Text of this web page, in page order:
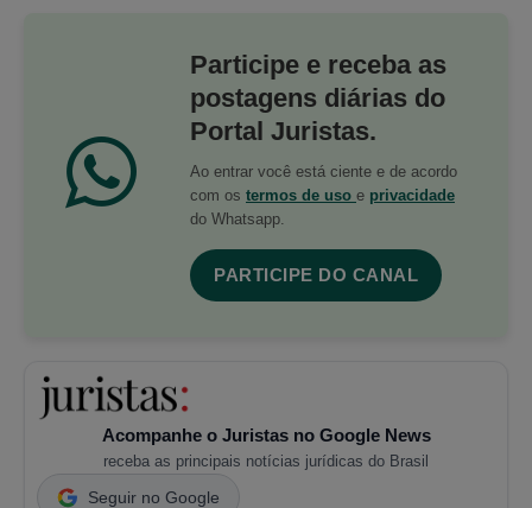
Participe e receba as
postagens diárias do
Portal Juristas.
Ao entrar você está ciente e de acordo
com os termos de uso e privacidade
do Whatsapp.
PARTICIPE DO CANAL
Acompanhe o Juristas no Google News
receba as principais notícias jurídicas do Brasil
Seguir no Google